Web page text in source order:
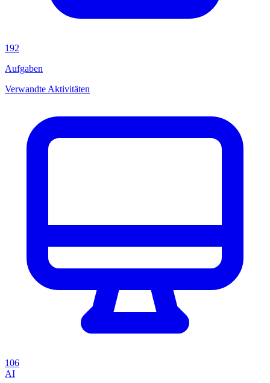
192
Aufgaben
Verwandte Aktivitäten
106
AI